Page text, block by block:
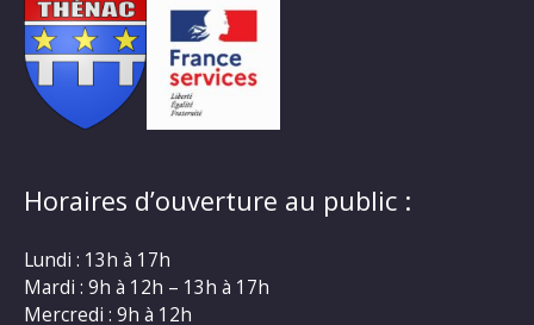
Horaires d’ouverture au public :
Lundi : 13h à 17h
Mardi : 9h à 12h – 13h à 17h
Mercredi : 9h à 12h